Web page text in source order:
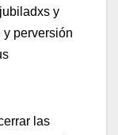
y
y perversión
las